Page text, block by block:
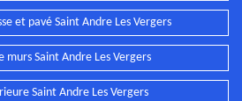
et pavé Saint Andre Les Vergers
murs Saint Andre Les Vergers
Saint Andre Les Vergers